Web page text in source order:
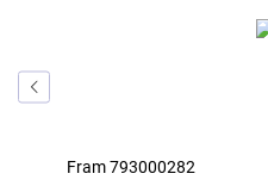
Fram 793000282